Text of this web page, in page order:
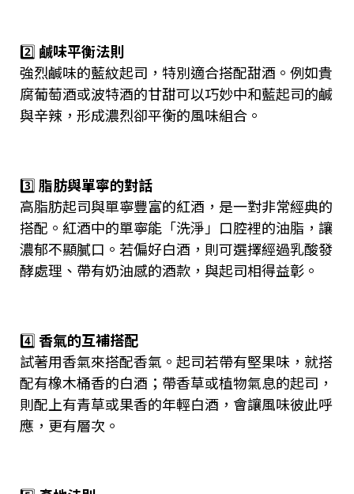
2️⃣ 鹹味平衡法則
強烈鹹味的藍紋起司，特別適合搭配甜酒。例如貴
腐葡萄酒或波特酒的甘甜可以巧妙中和藍起司的鹹
與辛辣，形成濃烈卻平衡的風味組合。
3️⃣脂肪與單寧的對話
高脂肪起司與單寧豐富的紅酒，是一對非常經典的
搭配。紅酒中的單寧能「洗淨」口腔裡的油脂，讓
濃郁不顯膩口。若偏好白酒，則可選擇經過乳酸發
酵處理、帶有奶油感的酒款，與起司相得益彰。
4️⃣香氣的互補搭配
試著用香氣來搭配香氣。起司若帶有堅果味，就搭
配有橡木桶香的白酒；帶香草或植物氣息的起司，
則配上有青草或果香的年輕白酒，會讓風味彼此呼
應，更有層次。